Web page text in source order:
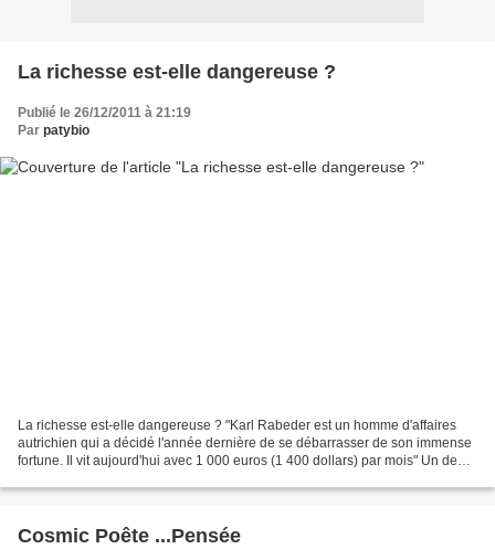
La richesse est-elle dangereuse ?
Publié le 26/12/2011 à 21:19
Par patybio
La richesse est-elle dangereuse ? "Karl Rabeder est un homme d'affaires
autrichien qui a décidé l'année dernière de se débarrasser de son immense
fortune. Il vit aujourd'hui avec 1 000 euros (1 400 dollars) par mois" Un de
Cosmic Poête ...Pensée